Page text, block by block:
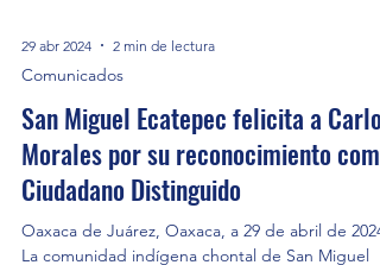
Comunicados
San Miguel Ecatepec felicita a Carlos
Morales por su reconocimiento como
Ciudadano Distinguido